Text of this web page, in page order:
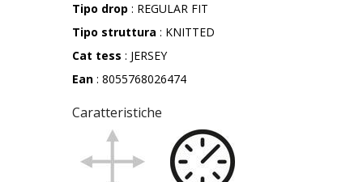
Tipo drop : REGULAR FIT
Tipo struttura : KNITTED
Cat tess : JERSEY
Ean : 8055768026474
Caratteristiche